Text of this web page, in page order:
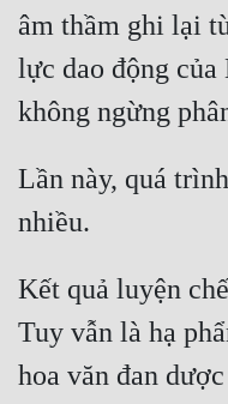
Góc Nhìn Nam
Huyền Huyễn
Huyền Nghi
Huyền Ảo
âm thầm ghi lại
lực dao động
Lần này, quá
Kết quả luyện
Tuy vẫn là hạ